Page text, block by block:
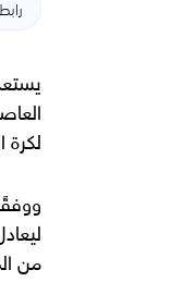
لكرة
من